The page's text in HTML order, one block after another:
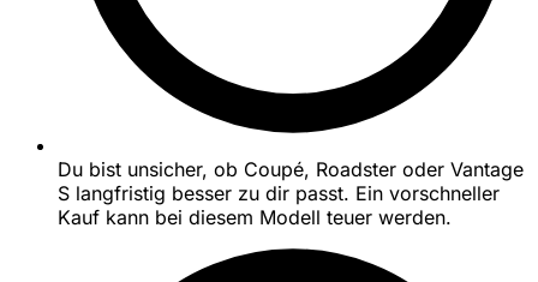
Du bist unsicher, ob Coupé, Roadster oder Vantage
S langfristig besser zu dir passt. Ein vorschneller
Kauf kann bei diesem Modell teuer werden.